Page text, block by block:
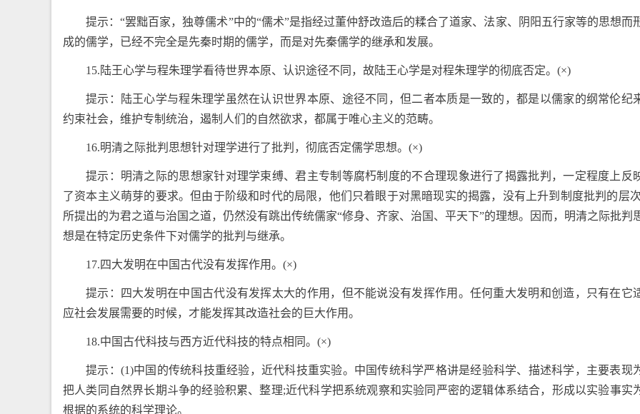
提示：“罢黜百家，独尊儒术”中的“儒术”是指经过董仲舒改造后的糅合了道家、法家、阴阳五行家等的思想而
成的儒学，已经不完全是先秦时期的儒学，而是对先秦儒学的继承和发展。
15.陆王心学与程朱理学看待世界本原、认识途径不同，故陆王心学是对程朱理学的彻底否定。(×)
提示：陆王心学与程朱理学虽然在认识世界本原、途径不同，但二者本质是一致的，都是以儒家的纲常伦纪
约束社会，维护专制统治，遏制人们的自然欲求，都属于唯心主义的范畴。
16.明清之际批判思想针对理学进行了批判，彻底否定儒学思想。(×)
提示：明清之际的思想家针对理学束缚、君主专制等腐朽制度的不合理现象进行了揭露批判，一定程度上反
了资本主义萌芽的要求。但由于阶级和时代的局限，他们只着眼于对黑暗现实的揭露，没有上升到制度批判的层
所提出的为君之道与治国之道，仍然没有跳出传统儒家“修身、齐家、治国、平天下”的理想。因而，明清之际批判
想是在特定历史条件下对儒学的批判与继承。
17.四大发明在中国古代没有发挥作用。(×)
提示：四大发明在中国古代没有发挥太大的作用，但不能说没有发挥作用。任何重大发明和创造，只有在它
应社会发展需要的时候，才能发挥其改造社会的巨大作用。
18.中国古代科技与西方近代科技的特点相同。(×)
提示：(1)中国的传统科技重经验，近代科技重实验。中国传统科学严格讲是经验科学、描述科学，主要表现
把人类同自然界长期斗争的经验积累、整理;近代科学把系统观察和实验同严密的逻辑体系结合，形成以实验事实
根据的系统的科学理论。